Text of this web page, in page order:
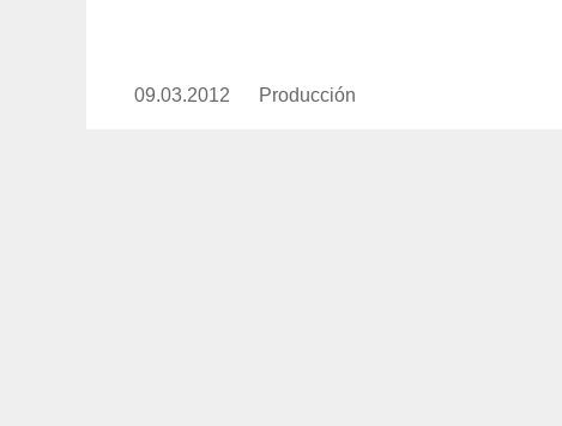
Publicado
09.03.2012 https://www.experimenta.es/
Producción